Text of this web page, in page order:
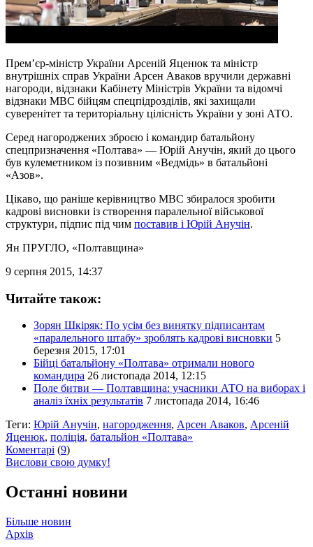
Прем’єр-міністр України Арсеній Яценюк та міністр
внутрішніх справ України Арсен Аваков вручили державні
нагороди, відзнаки Кабінету Міністрів України та відомчі
відзнаки МВС бійцям спецпідрозділів, які захищали
суверенітет та територіальну цілісність України у зоні АТО.
Серед нагороджених зброєю і командир батальйону
спецпризначення «Полтава» — Юрій Анучін, який до цього
був кулеметником із позивним «Ведмідь» в батальйоні
«Азов».
Цікаво, що раніше керівництво МВС збиралося зробити
кадрові висновки із створення паралельної військової
структури, підпис під чим поставив і Юрій Анучін.
Ян ПРУГЛО, «Полтавщина»
9 серпня 2015, 14:37
Читайте також:
Зорян Шкіряк: По усім без винятку підписантам
«паралельного штабу» зроблять кадрові висновки 5
березня 2015, 17:01
Бійці батальйону «Полтава» отримали нового
командира 26 листопада 2014, 12:15
Поле битви — Полтавщина: учасники АТО на виборах і
аналіз їхніх результатів 7 листопада 2014, 16:46
Теги: Юрій Анучін, нагородження, Арсен Аваков, Арсеній
Яценюк, поліція, батальйон «Полтава»
Коментарі (9)
Вислови свою думку!
Останні новини
Більше новин
Архів